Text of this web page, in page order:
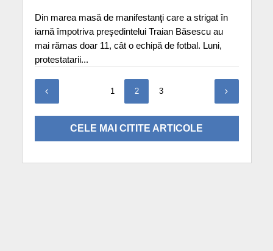
Din marea masă de manifestanţi care a strigat în
iarnă împotriva preşedintelui Traian Băsescu au
mai rămas doar 11, cât o echipă de fotbal. Luni,
protestatarii...
1 2 3
CELE MAI CITITE ARTICOLE